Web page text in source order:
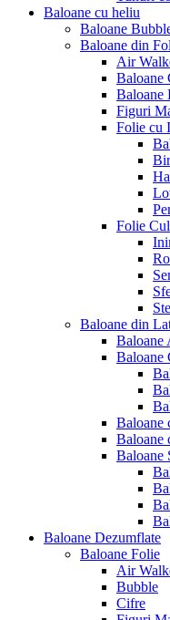
Baloane cu heliu
Baloane
Baloane din
Air
Baloane
Baloane
Figuri
Folie cu
Folie
Baloane din
Baloane
Baloane
Baloane
Baloane
Baloane
Baloane Dezumflate
Baloane Folie
Air
Bubble
Cifre